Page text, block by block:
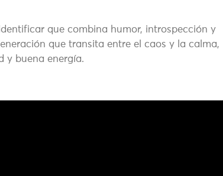
que combina humor, introspección y
que transita entre el caos y la calma,
y buena energía.